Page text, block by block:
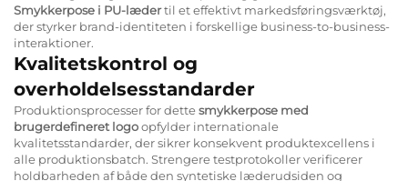
Smykkerpose i PU-lædertil et effektivt markedsføringsværktøj,
der styrker brand-identiteten i forskellige business-to-business-
interaktioner.
Kvalitetskontrol og
overholdelsesstandarder
Produktionsprocesser for dettesmykkerpose med
brugerdefineret logoopfylder internationale
kvalitetsstandarder, der sikrer konsekvent produktexcellens i
alle produktionsbatch. Strengere testprotokoller verificerer
holdbarheden af både den syntetiske læderudsiden og